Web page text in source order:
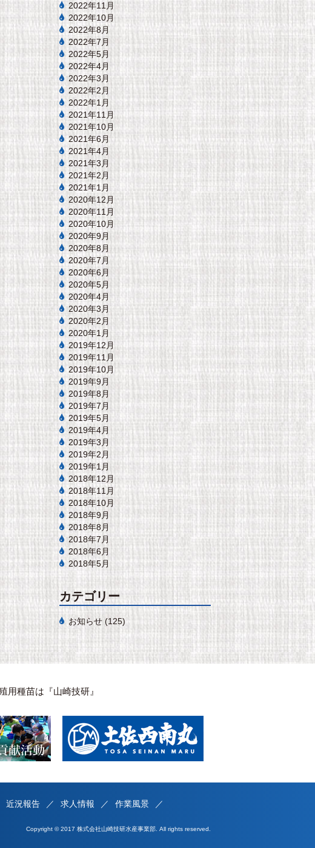
2022年11月
2022年10月
2022年8月
2022年7月
2022年5月
2022年4月
2022年3月
2022年2月
2022年1月
2021年11月
2021年10月
2021年6月
2021年4月
2021年3月
2021年2月
2021年1月
2020年12月
2020年11月
2020年10月
2020年9月
2020年8月
2020年7月
2020年6月
2020年5月
2020年4月
2020年3月
2020年2月
2020年1月
2019年12月
2019年11月
2019年10月
2019年9月
2019年8月
2019年7月
2019年5月
2019年4月
2019年3月
2019年2月
2019年1月
2018年12月
2018年11月
2018年10月
2018年9月
2018年8月
2018年7月
2018年6月
2018年5月
カテゴリー
お知らせ (125)
用種苗は『山崎技研』
近況報告 求人情報 作業風景
Copyright © 2017 株式会社山崎技研水産事業部. All rights reserved.